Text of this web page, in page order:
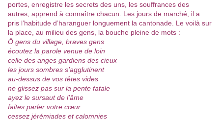
portes, enregistre les secrets des uns, les souffrances des
autres, apprend à connaître chacun. Les jours de marché, il a
pris l’habitude d’haranguer longuement la cantonade. Le voilà sur
la place, au milieu des gens, la bouche pleine de mots :
Ô gens du village, braves gens
écoutez la parole venue de loin
celle des anges gardiens des cieux
les jours sombres s’agglutinent
au-dessus de vos têtes vides
ne glissez pas sur la pente fatale
ayez le sursaut de l’âme
faites parler votre cœur
cessez jérémiades et calomnies